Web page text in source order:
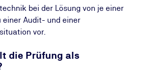
bei der Lösung von je einer
einer Audit- und einer
vor.
die Prüfung als